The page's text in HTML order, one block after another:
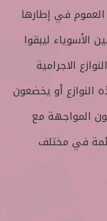
في إطارها
ليبقوا
الاجرامية
النوازع أو يخضعون
المواجهة مع
في مختلف